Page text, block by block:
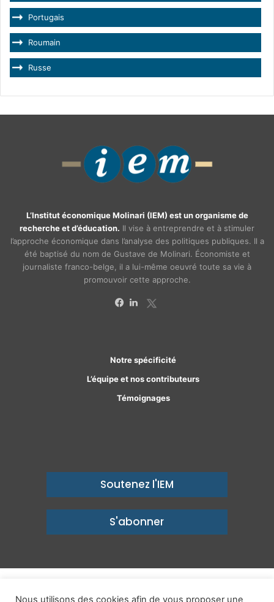
Portugais
Roumain
Russe
L’Institut économique Molinari (IEM) est un organisme de
recherche et d’éducation. Il vise à entreprendre et à stimuler
l’approche économique dans l’analyse des politiques publiques. Il a
été baptisé du nom de Gustave de Molinari. Économiste et
journaliste franco-belge, il a lui-même oeuvré toute sa vie à
promouvoir cette approche.
Notre spécificité
L’équipe et nos contributeurs
Témoignages
Soutenez l'IEM
S'abonner
Nous utilisons des cookies afin de vous proposer une